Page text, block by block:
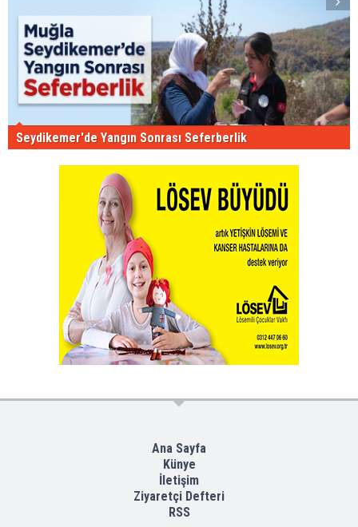
Seydikemer'de Yangın Sonrası Seferberlik
Ana Sayfa
Künye
İletişim
Ziyaretçi Defteri
RSS